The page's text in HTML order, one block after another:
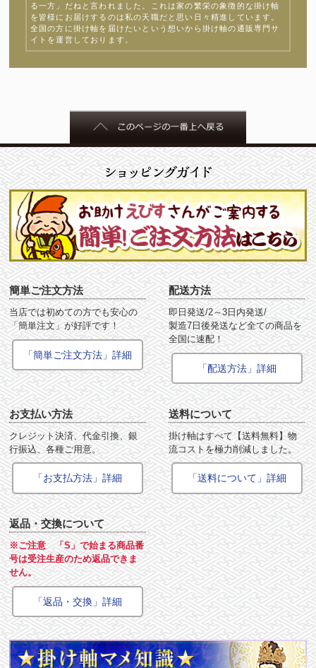
る一方」だねと言われました。これは家の繁栄の象徴的な掛け軸
を皆様にお届けするのは私の天職だと思い日々精進しています。
全国の方に掛け軸を届けたいという想いから掛け軸の通販専門サ
イトを運営しております。
簡単ご注文方法
当店では初めての方でも安心の
「簡単注文」が好評です！
「簡単ご注文方法」詳細
配送方法
即日発送/2～3日内発送/
製造7日後発送など全ての商品を
全国に速配！
「配送方法」詳細
お支払い方法
クレジット決済、代金引換、銀
行振込、各種ご用意。
「お支払方法」詳細
送料について
掛け軸はすべて【送料無料】物
流コストを極力削減しました。
「送料について」詳細
返品・交換について
※ご注意 「S」で始まる商品番
号は受注生産のため返品できま
せん。
「返品・交換」詳細